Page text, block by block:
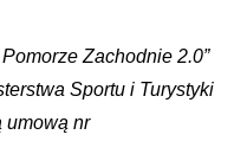
Zachodnie 2.0”
Sportu i Turystyki
umową nr